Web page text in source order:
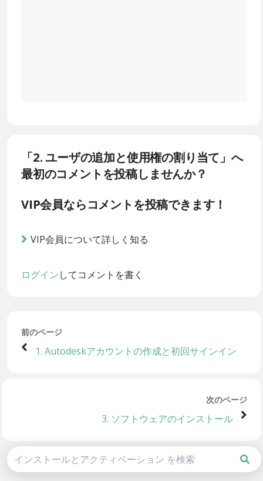
「2. ユーザの追加と使用権の割り当て」へ
最初のコメントを投稿しませんか？
VIP会員ならコメントを投稿できます！
VIP会員について詳しく知る
ログインしてコメントを書く
前のページ
1. Autodeskアカウントの作成と初回サインイン
次のページ
3. ソフトウェアのインストール